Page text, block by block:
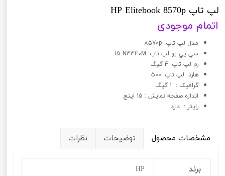
لپ تاپ HP Elitebook 8570p
اتمام موجودی
مدل لپ تاپ: 8570p
سي پي يو لپ تاپ: I5 N3340M
رم لپ تاپ: 4 گیگ
هارد لپ تاپ: 500
گرافيک : 1 گیگ
اندازه صفحه نمایش : 15 اینچ
رایتر : دارد
مشخصات محصول توضیحات نظرات
برند HP